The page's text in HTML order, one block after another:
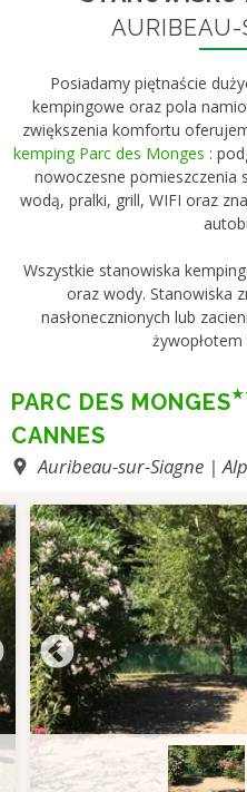
AURIBEAU-
Posiadamy piętnaście
kempingowe oraz pola
zwiększenia komfortu
kemping Parc des Monges :
nowoczesne pomieszczenia
wodą, pralki, grill, WIFI oraz
Wszystkie stanowiska
oraz wody. Stanowiska
nasłonecznionych lub
PARC DES MONGES
CANNES
Auribeau-sur-Siagne |